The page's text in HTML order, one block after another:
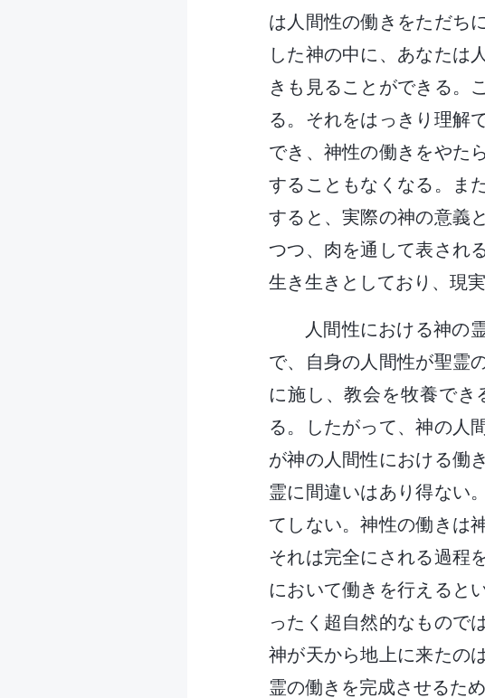
は人間性の働きをただち
した神の中に、あなたは
きも見ることができる。
る。それをはっきり理解
でき、神性の働きをやた
することもなくなる。ま
すると、実際の神の意義
つつ、肉を通して表され
生き生きとしており、現
人間性における神の
で、自身の人間性が聖霊
に施し、教会を牧養で
る。したがって、神の人
が神の人間性における働
霊に間違いはあり得ない
てしない。神性の働きは
それは完全にされる過程
において働きを行えると
ったく超自然的なもので
神が天から地上に来たの
霊の働きを完成させるた